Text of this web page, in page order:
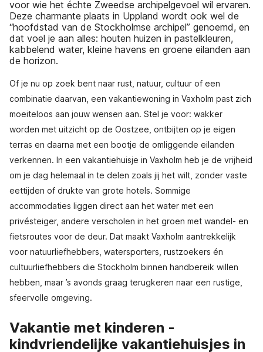
voor wie het échte Zweedse archipelgevoel wil ervaren.
Deze charmante plaats in Uppland wordt ook wel de
“hoofdstad van de Stockholmse archipel” genoemd, en
dat voel je aan alles: houten huizen in pastelkleuren,
kabbelend water, kleine havens en groene eilanden aan
de horizon.
Of je nu op zoek bent naar rust, natuur, cultuur of een
combinatie daarvan, een vakantiewoning in Vaxholm past zich
moeiteloos aan jouw wensen aan. Stel je voor: wakker
worden met uitzicht op de Oostzee, ontbijten op je eigen
terras en daarna met een bootje de omliggende eilanden
verkennen. In een vakantiehuisje in Vaxholm heb je de vrijheid
om je dag helemaal in te delen zoals jij het wilt, zonder vaste
eettijden of drukte van grote hotels. Sommige
accommodaties liggen direct aan het water met een
privésteiger, andere verscholen in het groen met wandel- en
fietsroutes voor de deur. Dat maakt Vaxholm aantrekkelijk
voor natuurliefhebbers, watersporters, rustzoekers én
cultuurliefhebbers die Stockholm binnen handbereik willen
hebben, maar ’s avonds graag terugkeren naar een rustige,
sfeervolle omgeving.
Vakantie met kinderen -
kindvriendelijke vakantiehuisjes in